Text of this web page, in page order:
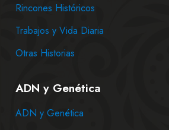
Rincones Históricos
Trabajos y Vida Diaria
Otras Historias
ADN y Genética
ADN y Genética